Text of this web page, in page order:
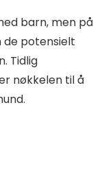
barn, men på
de potensielt
Tidlig
nøkkelen til å